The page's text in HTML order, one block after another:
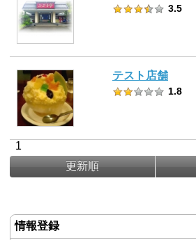
3.5
テスト店舗
1.8
1
更新順
情報登録